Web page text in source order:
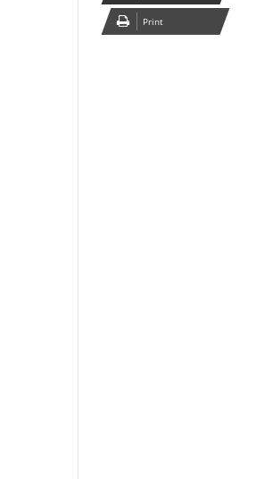
Print